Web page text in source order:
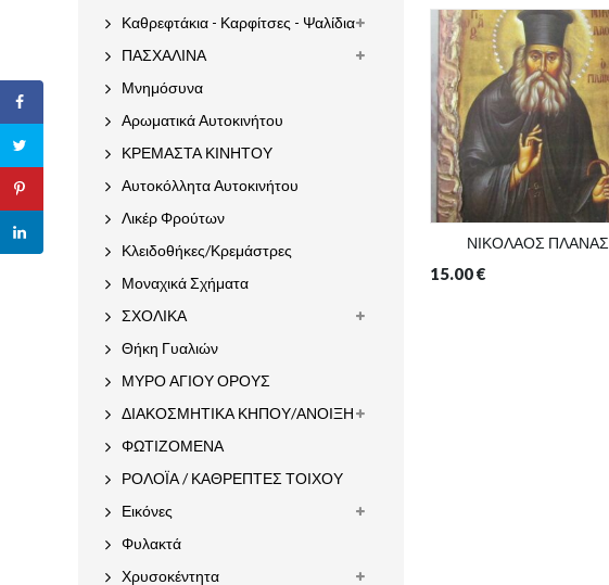
ΝΙΚΟΛΑΟΣ ΠΛΑΝΑΣ
15.00€
Καθρεφτάκια - Καρφίτσες - Ψαλίδια
ΠΑΣΧΑΛΙΝΑ
Μνημόσυνα
Αρωματικά Αυτοκινήτου
ΚΡΕΜΑΣΤΑ ΚΙΝΗΤΟΥ
Αυτοκόλλητα Αυτοκινήτου
Λικέρ Φρούτων
Κλειδοθήκες/Κρεμάστρες
Μοναχικά Σχήματα
ΣΧΟΛΙΚΑ
Θήκη Γυαλιών
ΜΥΡΟ ΑΓΙΟΥ ΟΡΟΥΣ
ΔΙΑΚΟΣΜΗΤΙΚΑ ΚΗΠΟΥ/ΑΝΟΙΞΗ
ΦΩΤΙΖΟΜΕΝΑ
ΡΟΛΟΪΑ / ΚΑΘΡΕΠΤΕΣ ΤΟΙΧΟΥ
Εικόνες
Φυλακτά
Χρυσοκέντητα